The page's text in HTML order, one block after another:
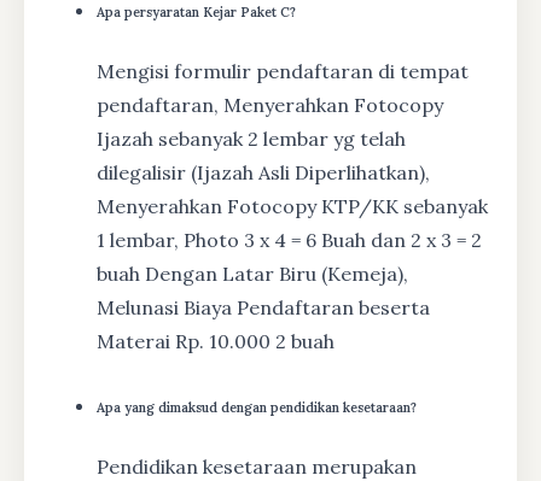
Apa persyaratan Kejar Paket C?
Mengisi formulir pendaftaran di tempat
pendaftaran, Menyerahkan Fotocopy
Ijazah sebanyak 2 lembar yg telah
dilegalisir (Ijazah Asli Diperlihatkan),
Menyerahkan Fotocopy KTP/KK sebanyak
1 lembar, Photo 3 x 4 = 6 Buah dan 2 x 3 = 2
buah Dengan Latar Biru (Kemeja),
Melunasi Biaya Pendaftaran beserta
Materai Rp. 10.000 2 buah
Apa yang dimaksud dengan pendidikan kesetaraan?
Pendidikan kesetaraan merupakan